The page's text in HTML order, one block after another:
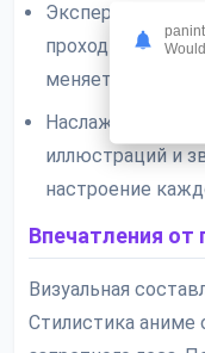
проходить одну
меняется сцена
Наслаждайтесь
иллюстраций и
настроение
Впечатления от
Визуальная
Стилистика аниме